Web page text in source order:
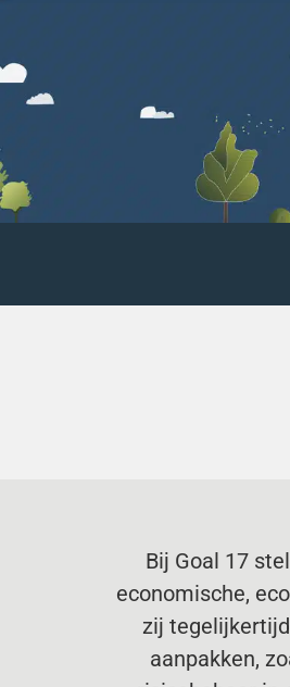
Bij Goal 17
economische,
zij
aanpakken,